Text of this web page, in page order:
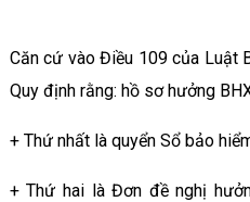
Căn cứ vào Điều 109 của Luật
Quy định rằng: hồ sơ hưởng
+ Thứ nhất là quyển Sổ bảo
+ Thứ hai là Đơn đề nghị